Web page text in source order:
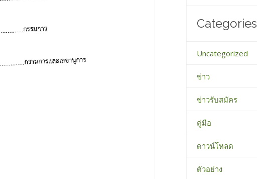
Categories
Uncategorized
ข่าว
ข่าวรับสมัคร
คู่มือ
ดาวน์โหลด
ตัวอย่าง